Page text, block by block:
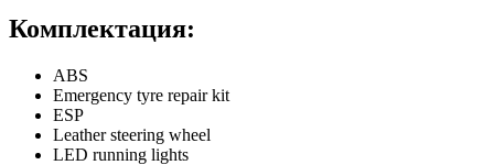
Комплектация:
ABS
Emergency tyre repair kit
ESP
Leather steering wheel
LED running lights